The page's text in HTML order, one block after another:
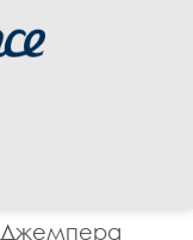
Джемпера